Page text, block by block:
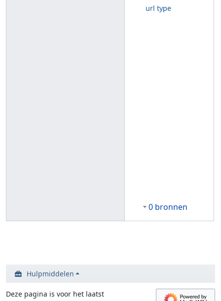
url type
0 bronnen
Hulpmiddelen
Deze pagina is voor het laatst